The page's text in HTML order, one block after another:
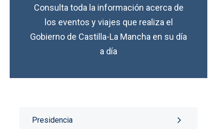
Consulta toda la información acerca de
los eventos y viajes que realiza el
Gobierno de Castilla-La Mancha en su día
a día
Presidencia